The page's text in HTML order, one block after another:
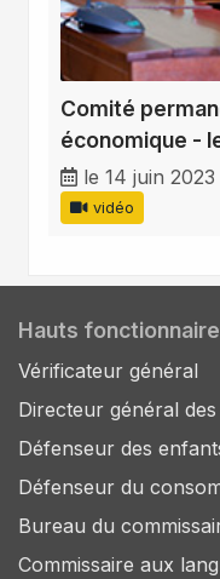
Comité
économique -
le 14 juin 2023
vidéo
Hauts
Vérificateur général
Directeur général
Défenseur des
Défenseur du
Bureau du
Commissaire aux